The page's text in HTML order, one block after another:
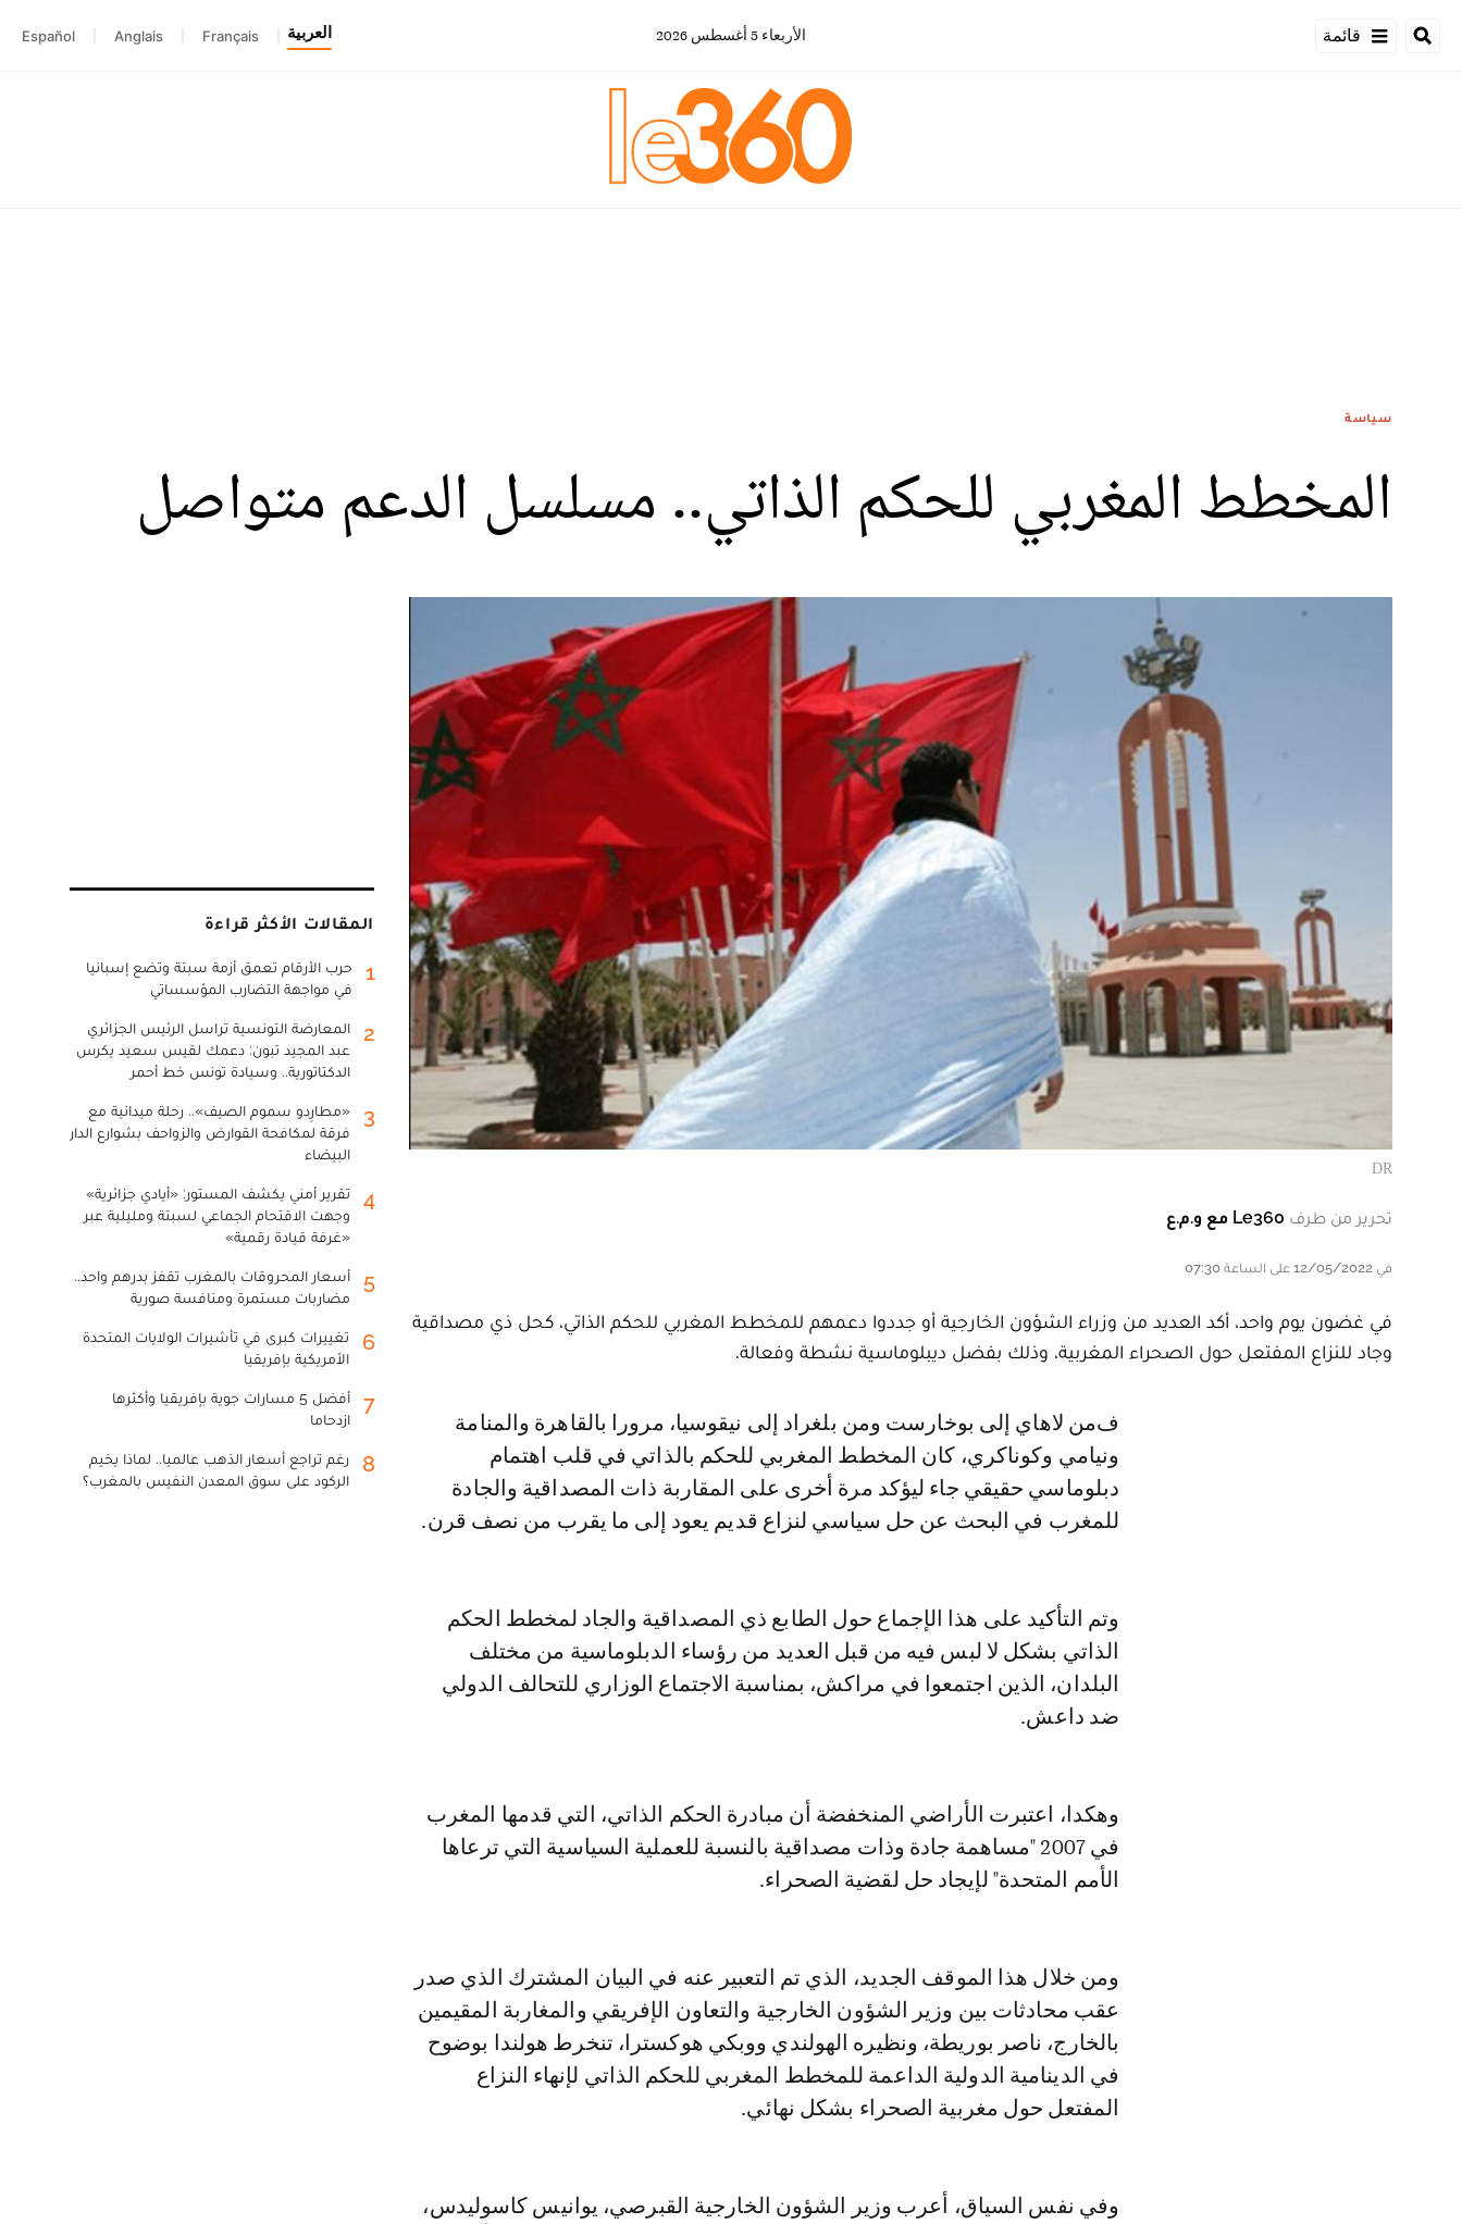
قائمة الأربعاء 5 أغسطس 2026 العربية Français
Anglais
Español
سياسة
المخطط المغربي للحكم الذاتي.. مسلسل الدعم متواصل
DR
تحرير من طرف Le360 مع و.م.ع
في 12/05/2022 على الساعة 07:30
في غضون يوم واحد، أكد العديد من وزراء الشؤون الخارجية أو جددوا دعمهم للمخطط المغربي للحكم الذاتي، كحل ذي مصداقية
وجاد للنزاع المفتعل حول الصحراء المغربية، وذلك بفضل ديبلوماسية نشطة وفعالة.
فمن لاهاي إلى بوخارست ومن بلغراد إلى نيقوسيا، مرورا بالقاهرة والمنامة
ونيامي وكوناكري، كان المخطط المغربي للحكم بالذاتي في قلب اهتمام
دبلوماسي حقيقي جاء ليؤكد مرة أخرى على المقاربة ذات المصداقية والجادة
للمغرب في البحث عن حل سياسي لنزاع قديم يعود إلى ما يقرب من نصف قرن.
وتم التأكيد على هذا الإجماع حول الطابع ذي المصداقية والجاد لمخطط الحكم
الذاتي بشكل لا لبس فيه من قبل العديد من رؤساء الدبلوماسية من مختلف
البلدان، الذين اجتمعوا في مراكش، بمناسبة الاجتماع الوزاري للتحالف الدولي
ضد داعش.
وهكدا، اعتبرت الأراضي المنخفضة أن مبادرة الحكم الذاتي، التي قدمها المغرب
في 2007 "مساهمة جادة وذات مصداقية بالنسبة للعملية السياسية التي ترعاها
الأمم المتحدة" لإيجاد حل لقضية الصحراء.
ومن خلال هذا الموقف الجديد، الذي تم التعبير عنه في البيان المشترك الذي صدر
عقب محادثات بين وزير الشؤون الخارجية والتعاون الإفريقي والمغاربة المقيمين
بالخارج، ناصر بوريطة، ونظيره الهولندي ووبكي هوكسترا، تنخرط هولندا بوضوح
في الدينامية الدولية الداعمة للمخطط المغربي للحكم الذاتي لإنهاء النزاع
المفتعل حول مغربية الصحراء بشكل نهائي.
وفي نفس السياق، أعرب وزير الشؤون الخارجية القبرصي، يوانيس كاسوليدس،
المقالات الأكثر قراءة
1
حرب الأرقام تعمق أزمة سبتة وتضع إسبانيا
في مواجهة التضارب المؤسساتي
2
المعارضة التونسية تراسل الرئيس الجزائري
عبد المجيد تبون: دعمك لقيس سعيد يكرس
الدكتاتورية.. وسيادة تونس خط أحمر
3
«مطارِدو سموم الصيف».. رحلة ميدانية مع
فرقة لمكافحة القوارض والزواحف بشوارع الدار
البيضاء
4
تقرير أمني يكشف المستور: «أيادي جزائرية»
وجهت الاقتحام الجماعي لسبتة ومليلية عبر
«غرفة قيادة رقمية»
5
أسعار المحروقات بالمغرب تقفز بدرهم واحد..
مضاربات مستمرة ومنافسة صورية
6
تغييرات كبرى في تأشيرات الولايات المتحدة
الأمريكية بإفريقيا
7
أفضل 5 مسارات جوية بإفريقيا وأكثرها
ازدحاما
8
رغم تراجع أسعار الذهب عالميا.. لماذا يخيم
الركود على سوق المعدن النفيس بالمغرب؟